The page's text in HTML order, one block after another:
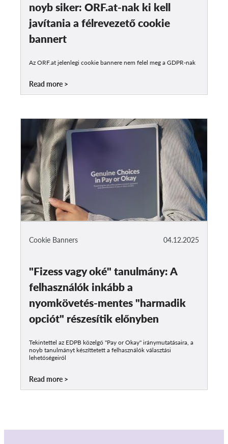
noyb siker: ORF.at-nak ki kell
javítania a félrevezető cookie
bannert
Az ORF.at jelenlegi cookie bannere nem felel meg a GDPR-nak
Read more
04.12.2025
Cookie Banners
"Fizess vagy oké" tanulmány: A
felhasználók inkább a
nyomkövetés-mentes "harmadik
opciót" részesítik előnyben
Tekintettel az EDPB közelgő "Pay or Okay" iránymutatásaira, a
noyb tanulmányt készíttetett a felhasználók választási
lehetőségeiről
Read more